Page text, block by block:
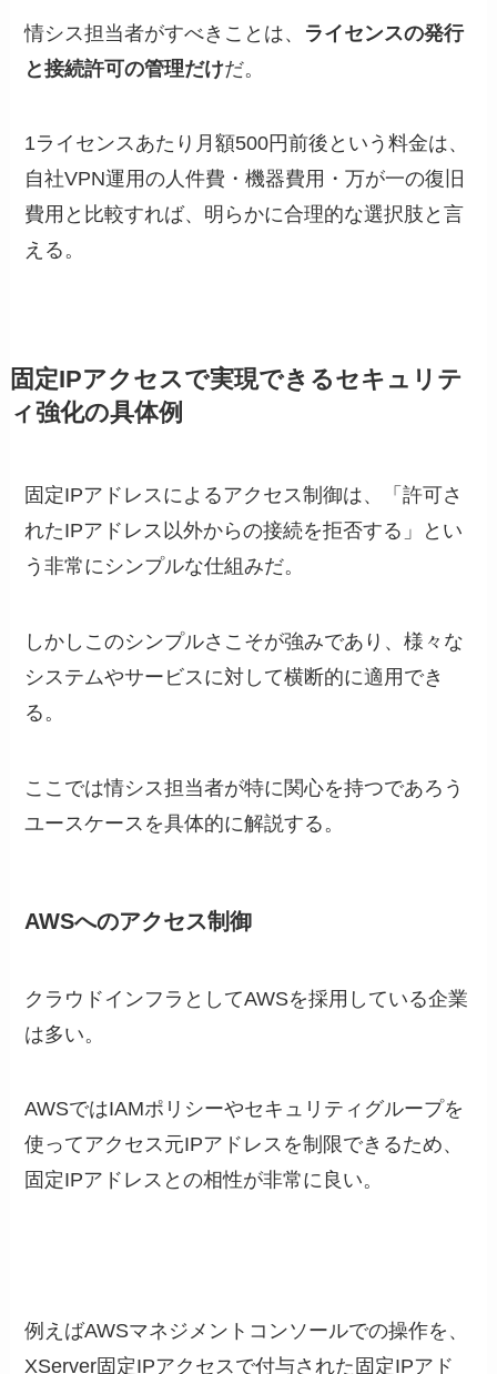
情シス担当者がすべきことは、 ライセンスの発行
と接続許可の管理だけだ。
1ライセンスあたり月額500円前後という料金は、
自社VPN運用の人件費・機器費用・万が一の復旧
費用と比較すれば、明らかに合理的な選択肢と言
える。
固定IPアクセスで実現できるセキュリテ
ィ強化の具体例
固定IPアドレスによるアクセス制御は、「許可さ
れたIPアドレス以外からの接続を拒否する」とい
う非常にシンプルな仕組みだ。
しかしこのシンプルさこそが強みであり、様々な
システムやサービスに対して横断的に適用でき
る。
ここでは情シス担当者が特に関心を持つであろう
ユースケースを具体的に解説する。
AWSへのアクセス制御
クラウドインフラとしてAWSを採用している企業
は多い。
AWSではIAMポリシーやセキュリティグループを
使ってアクセス元IPアドレスを制限できるため、
固定IPアドレスとの相性が非常に良い。
例えばAWSマネジメントコンソールでの操作を、
XServer固定IPアクセスで付与された固定IPアド